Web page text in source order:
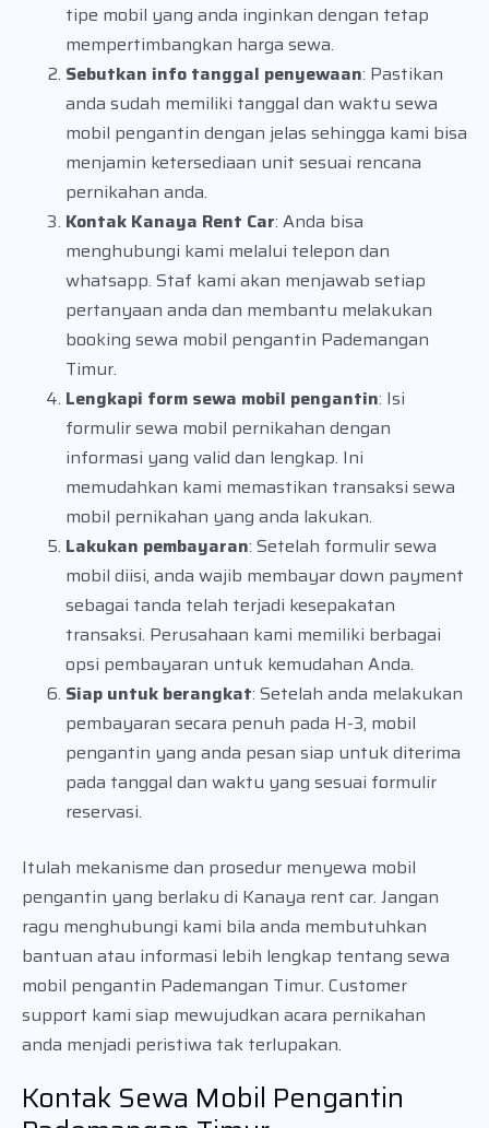
tipe mobil yang anda inginkan dengan tetap
mempertimbangkan harga sewa.
Sebutkan info tanggal penyewaan: Pastikan
anda sudah memiliki tanggal dan waktu sewa
mobil pengantin dengan jelas sehingga kami bisa
menjamin ketersediaan unit sesuai rencana
pernikahan anda.
Kontak Kanaya Rent Car: Anda bisa
menghubungi kami melalui telepon dan
whatsapp. Staf kami akan menjawab setiap
pertanyaan anda dan membantu melakukan
booking sewa mobil pengantin Pademangan
Timur.
Lengkapi form sewa mobil pengantin: Isi
formulir sewa mobil pernikahan dengan
informasi yang valid dan lengkap. Ini
memudahkan kami memastikan transaksi sewa
mobil pernikahan yang anda lakukan.
Lakukan pembayaran: Setelah formulir sewa
mobil diisi, anda wajib membayar down payment
sebagai tanda telah terjadi kesepakatan
transaksi. Perusahaan kami memiliki berbagai
opsi pembayaran untuk kemudahan Anda.
Siap untuk berangkat: Setelah anda melakukan
pembayaran secara penuh pada H-3, mobil
pengantin yang anda pesan siap untuk diterima
pada tanggal dan waktu yang sesuai formulir
reservasi.
Itulah mekanisme dan prosedur menyewa mobil
pengantin yang berlaku di Kanaya rent car. Jangan
ragu menghubungi kami bila anda membutuhkan
bantuan atau informasi lebih lengkap tentang sewa
mobil pengantin Pademangan Timur. Customer
support kami siap mewujudkan acara pernikahan
anda menjadi peristiwa tak terlupakan.
Kontak Sewa Mobil Pengantin